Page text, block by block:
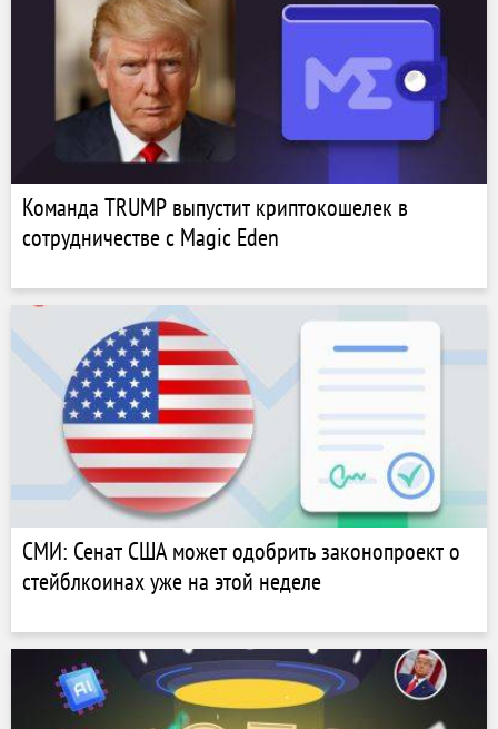
Команда TRUMP выпустит криптокошелек в
сотрудничестве с Magic Eden
СМИ: Сенат США может одобрить законопроект о
стейблкоинах уже на этой неделе